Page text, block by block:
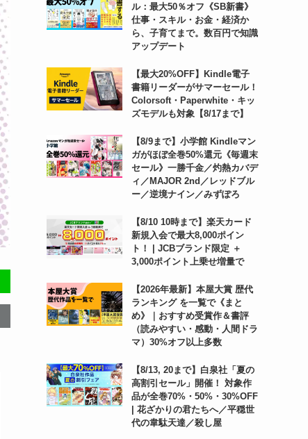
ル：最大50％オフ《SB新書》
仕事・スキル・お金・経済か
ら、子育てまで。数百円で知識
アップデート
【最大20%OFF】Kindle電子
書籍リーダーがサマーセール！
Colorsoft・Paperwhite・キッ
ズモデルも対象【8/17まで】
【8/9まで】小学館 Kindleマン
ガがほぼ全巻50%還元《毎週末
セール》一勝千金／灼熱カバデ
ィ／MAJOR 2nd／レッドブル
ー／逆境ナイン／みずぽろ
【8/10 10時まで】楽天カード
新規入会で最大8,000ポイン
ト！ | JCBブランド限定 ＋
3,000ポイント上乗せ増量で
【2026年最新】本屋大賞 歴代
ランキング を一覧で《まと
め》｜おすすめ受賞作＆書評
（読みやすい・感動・人間ドラ
マ）30%オフ以上多数
【8/13, 20まで】白泉社「夏の
高割引セール」開催！ 対象作
品が全巻70%・50%・30%OFF
| 花ざかりの君たちへ／平穏世
代の韋駄天達／殺し屋